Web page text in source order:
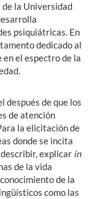
la Universidad
psiquiátricas. En
dedicado al
el espectro de la
después de que los
de atención
la elicitación de
donde se incita
explicar in
de la vida
de la
como las